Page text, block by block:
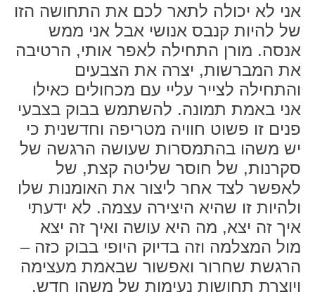
אני לא יכולה לתאר לכם את התחושה הזו
של להיות קנבס אנושי אבל אני ממש
אנסה. מורן התחילה לאפר אותי, הרטיבה
את המברשות, יצרה את הצבעים
והתחילה לצייר עליי עם מכחולים כאילו
אני באמת תמונה. להשתמש בבוק בצבעי
פנים זו פשוט חוויה מטריפה וחדשנית כי
יש משהו בהתמסרות שעושה הרגשה של
סקרנות, של חוסר שליטה קצת, של
לאפשר לצד אחר ליצור את האומנות שלו
ולהיות זו שהיא היצירה עצמה. לא ידעתי
איך זה יצא, מה היא עושה ואיך זה יצא
מול המצלמה וזה בדיוק היופי בבוק כזה –
הרגשת שחרור ואפשור שבאמת מעצימה
ויוצרת תחושות נעימות של משהו חדש.